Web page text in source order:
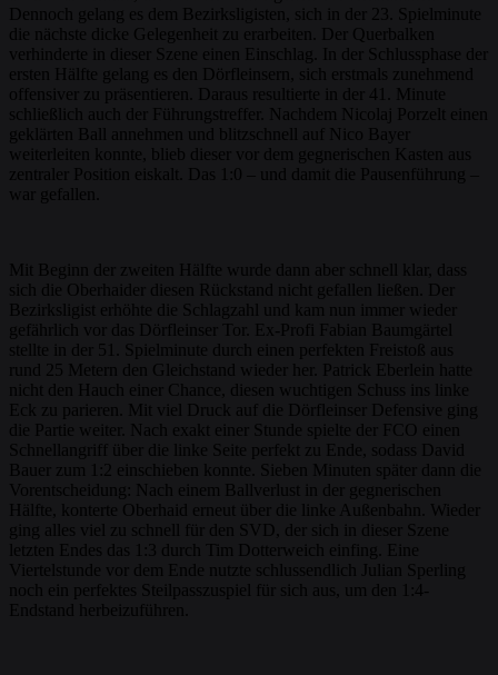
Dennoch gelang es dem Bezirksligisten, sich in der 23. Spielminute
die nächste dicke Gelegenheit zu erarbeiten. Der Querbalken
verhinderte in dieser Szene einen Einschlag. In der Schlussphase der
ersten Hälfte gelang es den Dörfleinsern, sich erstmals zunehmend
offensiver zu präsentieren. Daraus resultierte in der 41. Minute
schließlich auch der Führungstreffer. Nachdem Nicolaj Porzelt einen
geklärten Ball annehmen und blitzschnell auf Nico Bayer
weiterleiten konnte, blieb dieser vor dem gegnerischen Kasten aus
zentraler Position eiskalt. Das 1:0 – und damit die Pausenführung –
war gefallen.
Mit Beginn der zweiten Hälfte wurde dann aber schnell klar, dass
sich die Oberhaider diesen Rückstand nicht gefallen ließen. Der
Bezirksligist erhöhte die Schlagzahl und kam nun immer wieder
gefährlich vor das Dörfleinser Tor. Ex-Profi Fabian Baumgärtel
stellte in der 51. Spielminute durch einen perfekten Freistoß aus
rund 25 Metern den Gleichstand wieder her. Patrick Eberlein hatte
nicht den Hauch einer Chance, diesen wuchtigen Schuss ins linke
Eck zu parieren. Mit viel Druck auf die Dörfleinser Defensive ging
die Partie weiter. Nach exakt einer Stunde spielte der FCO einen
Schnellangriff über die linke Seite perfekt zu Ende, sodass David
Bauer zum 1:2 einschieben konnte. Sieben Minuten später dann die
Vorentscheidung: Nach einem Ballverlust in der gegnerischen
Hälfte, konterte Oberhaid erneut über die linke Außenbahn. Wieder
ging alles viel zu schnell für den SVD, der sich in dieser Szene
letzten Endes das 1:3 durch Tim Dotterweich einfing. Eine
Viertelstunde vor dem Ende nutzte schlussendlich Julian Sperling
noch ein perfektes Steilpasszuspiel für sich aus, um den 1:4-
Endstand herbeizuführen.